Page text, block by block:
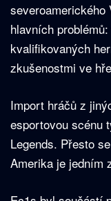
severoamerického
hlavních
kvalifikovaných
zkušenostmi ve
Import hráčů z
esportovou scénu
Legends. Přesto
Amerika je jedním